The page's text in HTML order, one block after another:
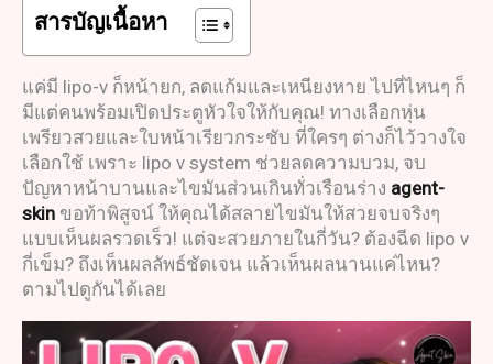
สารบัญเนื้อหา
แค่มี lipo-v ก็หน้ายก, ลดแก้มและเหนียงหาย ไปที่ไหนๆ ก็
มีแต่คนพร้อมเปิดประตูหัวใจให้กับคุณ! ทางเลือกหุ่น
เพรียวสวยและใบหน้าเรียวกระชับ ที่ใครๆ ต่างก็ไว้วางใจ
เลือกใช้ เพราะ lipo v system ช่วยลดความบวม, จบ
ปัญหาหน้าบานและไขมันส่วนเกินทั่วเรือนร่าง agent-
skin ขอท้าพิสูจน์ ให้คุณได้สลายไขมันให้สวยจบจริงๆ
แบบเห็นผลรวดเร็ว! แต่จะสวยภายในกี่วัน? ต้องฉีด lipo v
กี่เข็ม? ถึงเห็นผลลัพธ์ชัดเจน แล้วเห็นผลนานแค่ไหน?
ตามไปดูกันได้เลย